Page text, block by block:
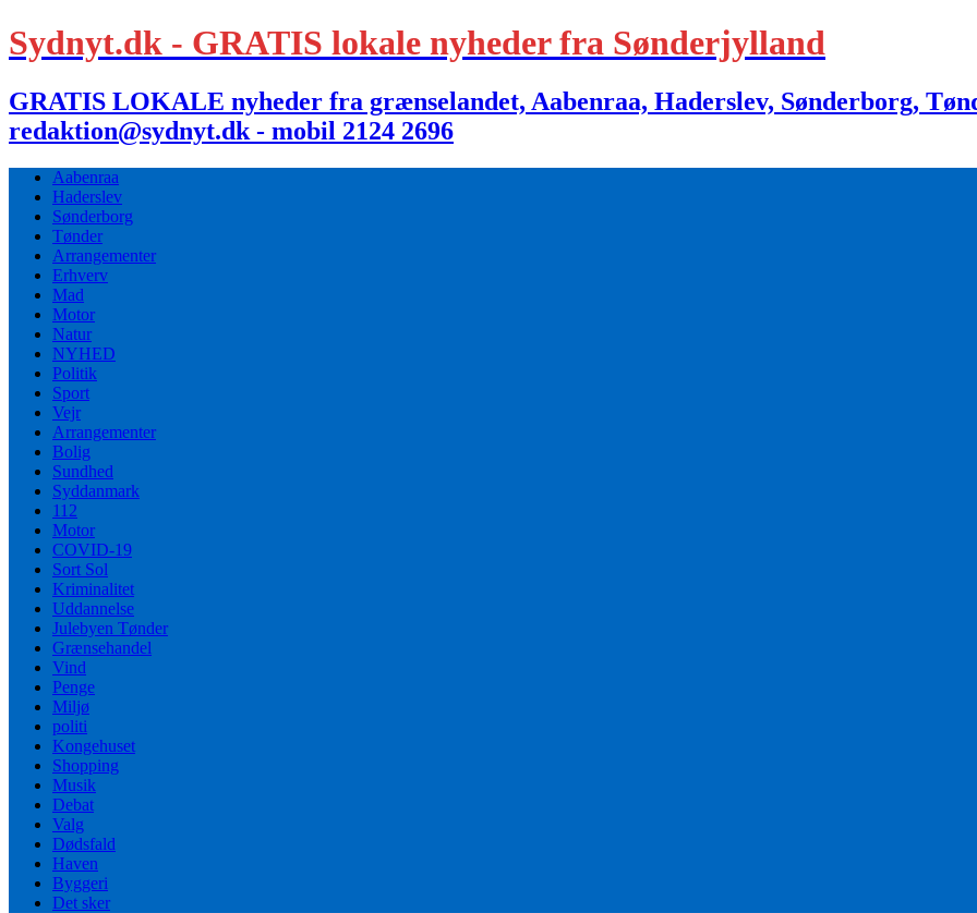
Sydnyt.dk - GRATIS lokale nyheder fra Sønderjylland
GRATIS LOKALE nyheder fra grænselandet, Aabenraa, Haderslev, Sønderborg,
redaktion@sydnyt.dk - mobil 2124 2696
Aabenraa
Haderslev
Sønderborg
Tønder
Arrangementer
Erhverv
Mad
Motor
Natur
NYHED
Politik
Sport
Vejr
Arrangementer
Bolig
Sundhed
Syddanmark
112
Motor
COVID-19
Sort Sol
Kriminalitet
Uddannelse
Julebyen Tønder
Grænsehandel
Vind
Penge
Miljø
politi
Kongehuset
Shopping
Musik
Debat
Valg
Dødsfald
Haven
Byggeri
Det sker